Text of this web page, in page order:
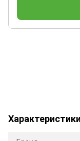
Характеристики